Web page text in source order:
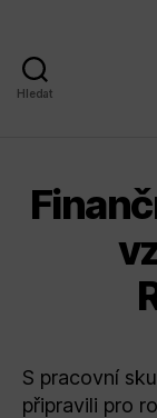
Hledat
S pracovní
připravili pro